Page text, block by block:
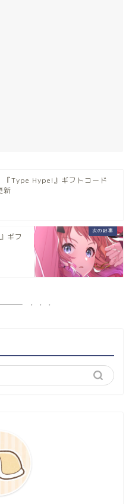
『Type Hype!』ギフトコード
新
ギフ